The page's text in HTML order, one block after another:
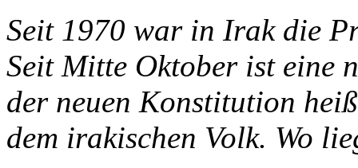
Seit 1970 war in Irak die
Seit Mitte Oktober ist eine
der neuen Konstitution
dem irakischen Volk. Wo